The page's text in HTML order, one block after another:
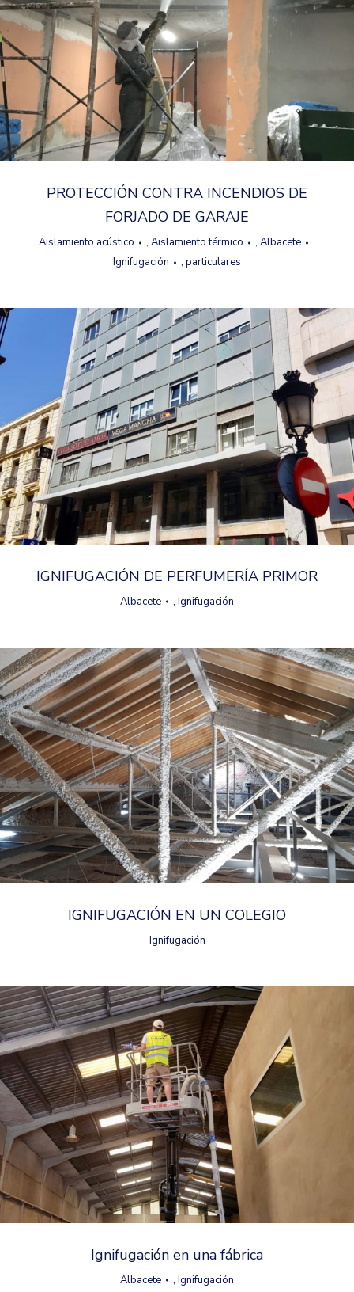
PROTECCIÓN CONTRA INCENDIOS DE
FORJADO DE GARAJE
Aislamiento acústico , Aislamiento térmico , Albacete
,
Ignifugación
, particulares
IGNIFUGACIÓN DE PERFUMERÍA PRIMOR
Albacete , Ignifugación
IGNIFUGACIÓN EN UN COLEGIO
Ignifugación
Ignifugación en una fábrica
Albacete , Ignifugación